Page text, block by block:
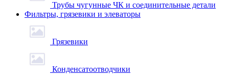
Трубы чугунные ЧК и соединительные детали
Фильтры, грязевики и элеваторы
Грязевики
Конденсатоотводчики